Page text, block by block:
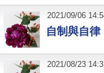
自制與自律
2021/09/06
2021/08/23